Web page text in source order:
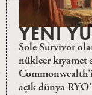
YENI
Sole Survivor
nükleer kıyamet
açık dünya